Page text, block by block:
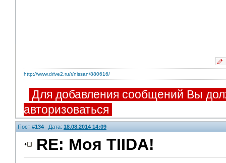
http://www.drive2.ru/r/nissan/880616/
Для добавления сообщений Вы
авторизоваться
Пост #134Дата: 18.08.2014 14:09
RE: Моя TIIDA!